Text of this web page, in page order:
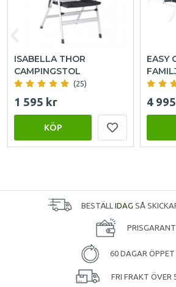
ISABELLA THOR
CAMPINGSTOL
(25)
1 595 kr
KÖP
EASY
4
BESTÄLL IDAG SÅ
60 DAGAR ÖPPET
FRI FRAKT ÖVER